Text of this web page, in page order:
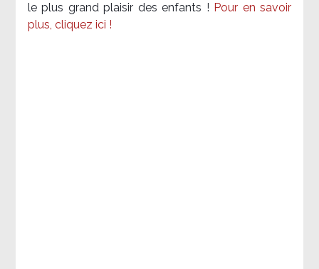
le plus grand plaisir des enfants ! Pour en savoir
plus, cliquez ici !